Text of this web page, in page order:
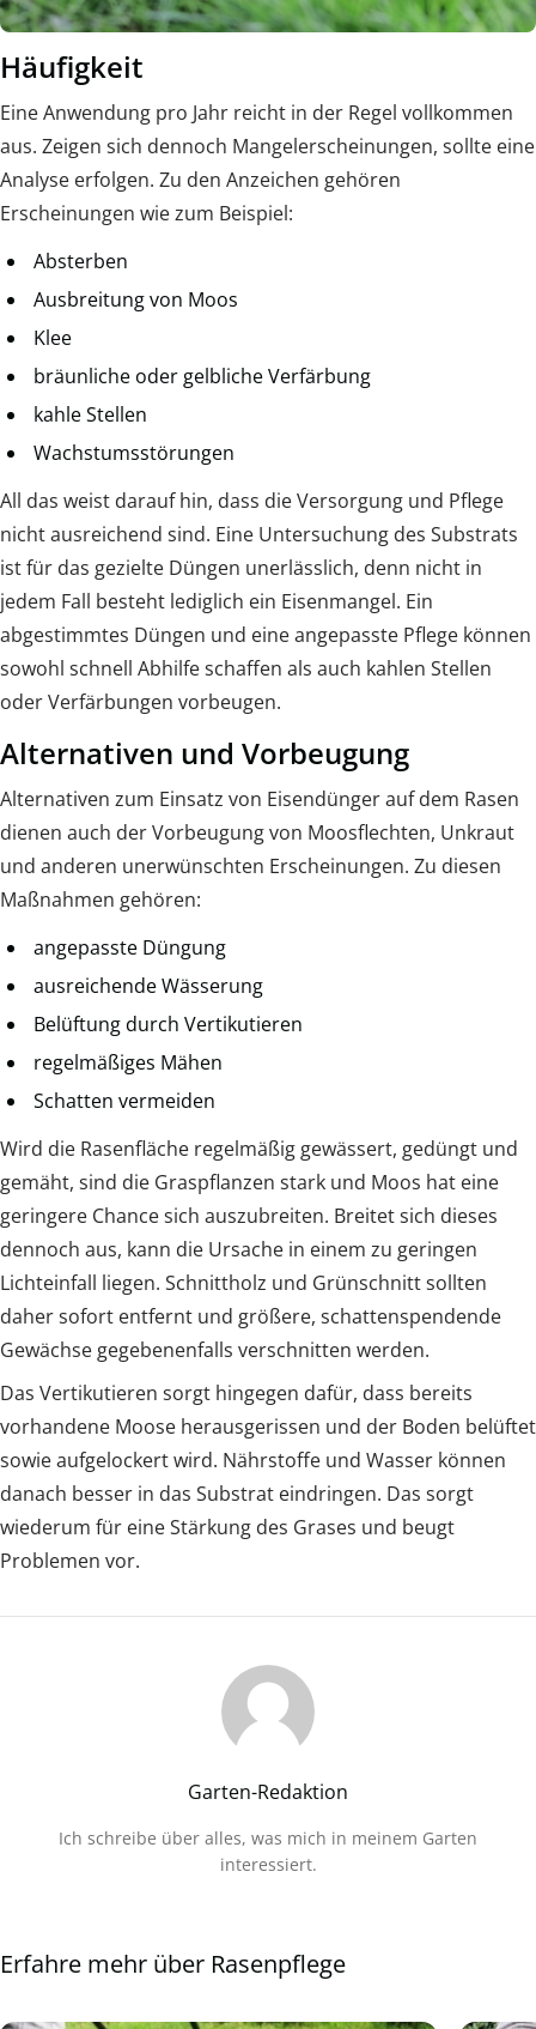
Häufigkeit
Eine Anwendung pro Jahr reicht in der Regel vollkommen
aus. Zeigen sich dennoch Mangelerscheinungen, sollte eine
Analyse erfolgen. Zu den Anzeichen gehören
Erscheinungen wie zum Beispiel:
Absterben
Ausbreitung von Moos
Klee
bräunliche oder gelbliche Verfärbung
kahle Stellen
Wachstumsstörungen
All das weist darauf hin, dass die Versorgung und Pflege
nicht ausreichend sind. Eine Untersuchung des Substrats
ist für das gezielte Düngen unerlässlich, denn nicht in
jedem Fall besteht lediglich ein Eisenmangel. Ein
abgestimmtes Düngen und eine angepasste Pflege können
sowohl schnell Abhilfe schaffen als auch kahlen Stellen
oder Verfärbungen vorbeugen.
Alternativen und Vorbeugung
Alternativen zum Einsatz von Eisendünger auf dem Rasen
dienen auch der Vorbeugung von Moosflechten, Unkraut
und anderen unerwünschten Erscheinungen. Zu diesen
Maßnahmen gehören:
angepasste Düngung
ausreichende Wässerung
Belüftung durch Vertikutieren
regelmäßiges Mähen
Schatten vermeiden
Wird die Rasenfläche regelmäßig gewässert, gedüngt und
gemäht, sind die Graspflanzen stark und Moos hat eine
geringere Chance sich auszubreiten. Breitet sich dieses
dennoch aus, kann die Ursache in einem zu geringen
Lichteinfall liegen. Schnittholz und Grünschnitt sollten
daher sofort entfernt und größere, schattenspendende
Gewächse gegebenenfalls verschnitten werden.
Das Vertikutieren sorgt hingegen dafür, dass bereits
vorhandene Moose herausgerissen und der Boden belüftet
sowie aufgelockert wird. Nährstoffe und Wasser können
danach besser in das Substrat eindringen. Das sorgt
wiederum für eine Stärkung des Grases und beugt
Problemen vor.
Garten-Redaktion
Ich schreibe über alles, was mich in meinem Garten
interessiert.
Erfahre mehr über Rasenpflege